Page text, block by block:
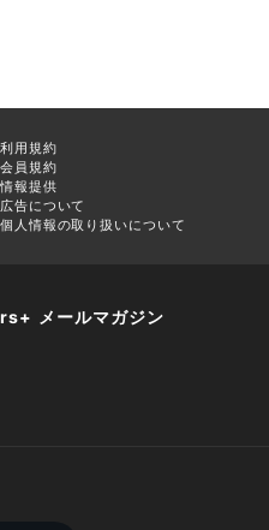
利用規約
会員規約
情報提供
広告について
個人情報の取り扱いについて
メールマガジン